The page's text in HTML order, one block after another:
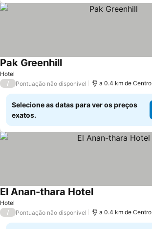
Hotel
Pak Greenhill
/ Pontuação não disponível a 0.4 km de
Selecione as datas para ver os preços
exatos.
Hotel
El Anan-thara Hotel
/ Pontuação não disponível a 0.4 km de